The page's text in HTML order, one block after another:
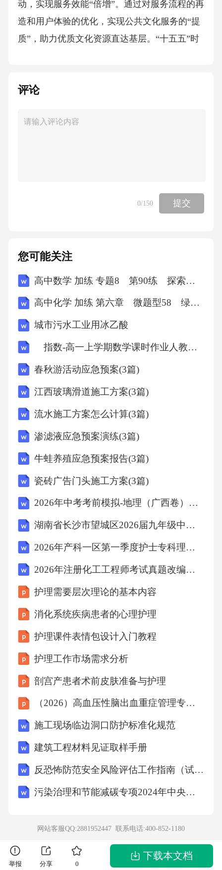
动，实现服务效能“倍增”。通过对服务流程的再
造和用户体验的优化，实现公共文化服务的“提
质”，助力优质文化资源直达基层。“十五五”时
书、线上讲座资源。开发线上预约、图书“点
进一步探索利用AR/VR、人工智能等新技术，
性与趣味性。深化已有的阅读推广品牌，提升
媒体引导能力。持续提升“书香中国”系列活动的
广人培训认证体系，发展壮大图书馆馆员、教
师、作家、书评人等组成的阅读推广志愿者队
伍。此外，在新媒体时代，发挥好媒体的引领
质读书栏目，支持社交平台上的知识类、读书
类博主健康发展，形成“爱读书、读好书、善读
书”的浓厚社会氛围。加强精品创作出版，鼓励
出版单位策划更多弘扬主旋律、传承中华优秀
向不同读者的分级阅读体系。监管和执法部门
要加强对图书市场的监管，推选优质作品，过
滤掉粗制滥造的劣质作品。尤其要加强对儿童
文学作品的审核和把关工作，制定童书出版行
业规范并严格遵守，出版高品质的童书。建设
书香社会是一项浸润人心、利国利民的长期工
程。站在新的历史起点，我们通过构建覆盖城
乡的阅读服务体系、供给丰富多彩的阅读内
播撒到更多地方，推动书香社会建设迈上新台
阶。（摘编自费冬梅《构建全民阅读促进体系
推进书香社会建设》）1．下列对材料相关内容
的理解和分析，正确的一项是（）A．文学阅读
具有特殊价值，是因为它超越了作者与读者、
阅读与心性这两对内在关系，形成了与其他品
类阅读截然不同的结构。B．作家将个人情感体
验淬炼成了具有普遍意义的时代符号，从而使
大读者的共鸣。C．建设书香社会需推动工作重
心从“硬实力”向“软实力”转变，这主要是指从重
点建设阅读设施转为精心培育各类阅读推广人
才。D．数字赋能不仅能提升公共文化服务效
（）A．材料一在针对将文学阅读矮化为“填缝
评论
0/150 提交
您可能关注
高中数学 加练 专题8 第90练 探索性问题
高中化学 加练 第六章 微题型58 绿色化学思想
城市污水工业用冰乙酸
指数-高一上学期数学课时作业人教版A版（含解析）
春秋游活动应急预案(3篇)
江西玻璃滑道施工方案(3篇)
流水施工方案怎么计算(3篇)
渗滤液应急预案演练(3篇)
牛蛙养殖应急预案报告(3篇)
瓷砖广告门头施工方案(3篇)
2026年中考考前模拟-地理（广西卷）（考试版）
湖南省长沙市望城区2026届九年级中考一模语文试卷（含答案）
2026年产科一区第一季度护士专科理论考试(N3N4)
2026年注册化工工程师考试真题改编冲刺押题卷
护理需要层次理论的基本内容
消化系统疾病患者的心理护理
护理课件表情包设计入门教程
护理工作市场需求分析
剖宫产患者术前皮肤准备与护理
（2026）高血压性脑出血重症管理专家共识课件
施工现场临边洞口防护标准化规范
建筑工程材料见证取样手册
反恐怖防范安全风险评估工作指南（试行）
污染治理和节能减碳专项2024年中央预算内投资备选项目资金申请报告
网站客服QQ:2881952447 联系电话:400-852-1180
举报 分享 0
下载本文档